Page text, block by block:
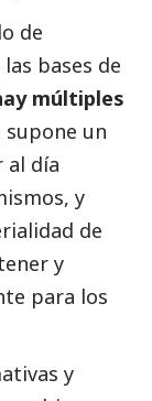
de
bases de
múltiples
supone un
al día
y
de
y
para los
y